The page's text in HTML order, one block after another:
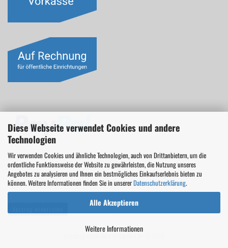
Diese Webseite verwendet Cookies und andere
Technologien
Wir verwenden Cookies und ähnliche Technologien, auch von Drittanbietern, um die
ordentliche Funktionsweise der Website zu gewährleisten, die Nutzung unseres
Angebotes zu analysieren und Ihnen ein bestmögliches Einkaufserlebnis bieten zu
können. Weitere Informationen finden Sie in unsererDatenschutzerklärung.
Alle Akzeptieren
Weitere Informationen